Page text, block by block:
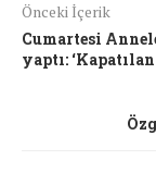
Önceki İçerik
Cumartesi
yaptı: